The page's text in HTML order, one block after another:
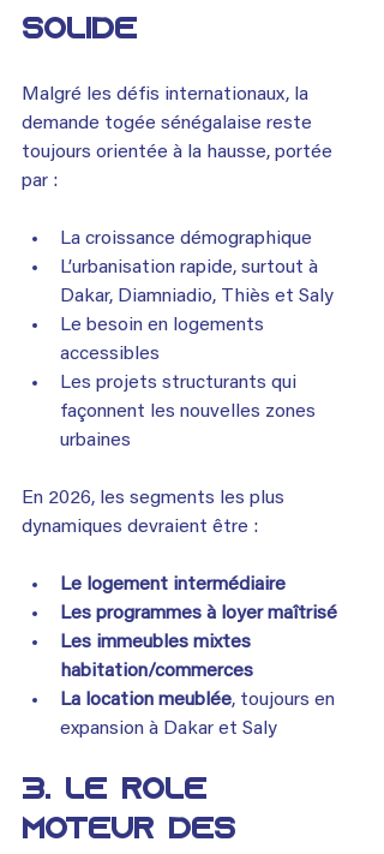
solide
Malgré les défis internationaux, la
demande togée sénégalaise reste
toujours orientée à la hausse, portée
par :
La croissance démographique
L’urbanisation rapide, surtout à
Dakar, Diamniadio, Thiès et Saly
Le besoin en logements
accessibles
Les projets structurants qui
façonnent les nouvelles zones
urbaines
En 2026, les segments les plus
dynamiques devraient être :
Le logement intermédiaire
Les programmes à loyer maîtrisé
Les immeubles mixtes
habitation/commerces
La location meublée, toujours en
expansion à Dakar et Saly
3. Le rôle
moteur des